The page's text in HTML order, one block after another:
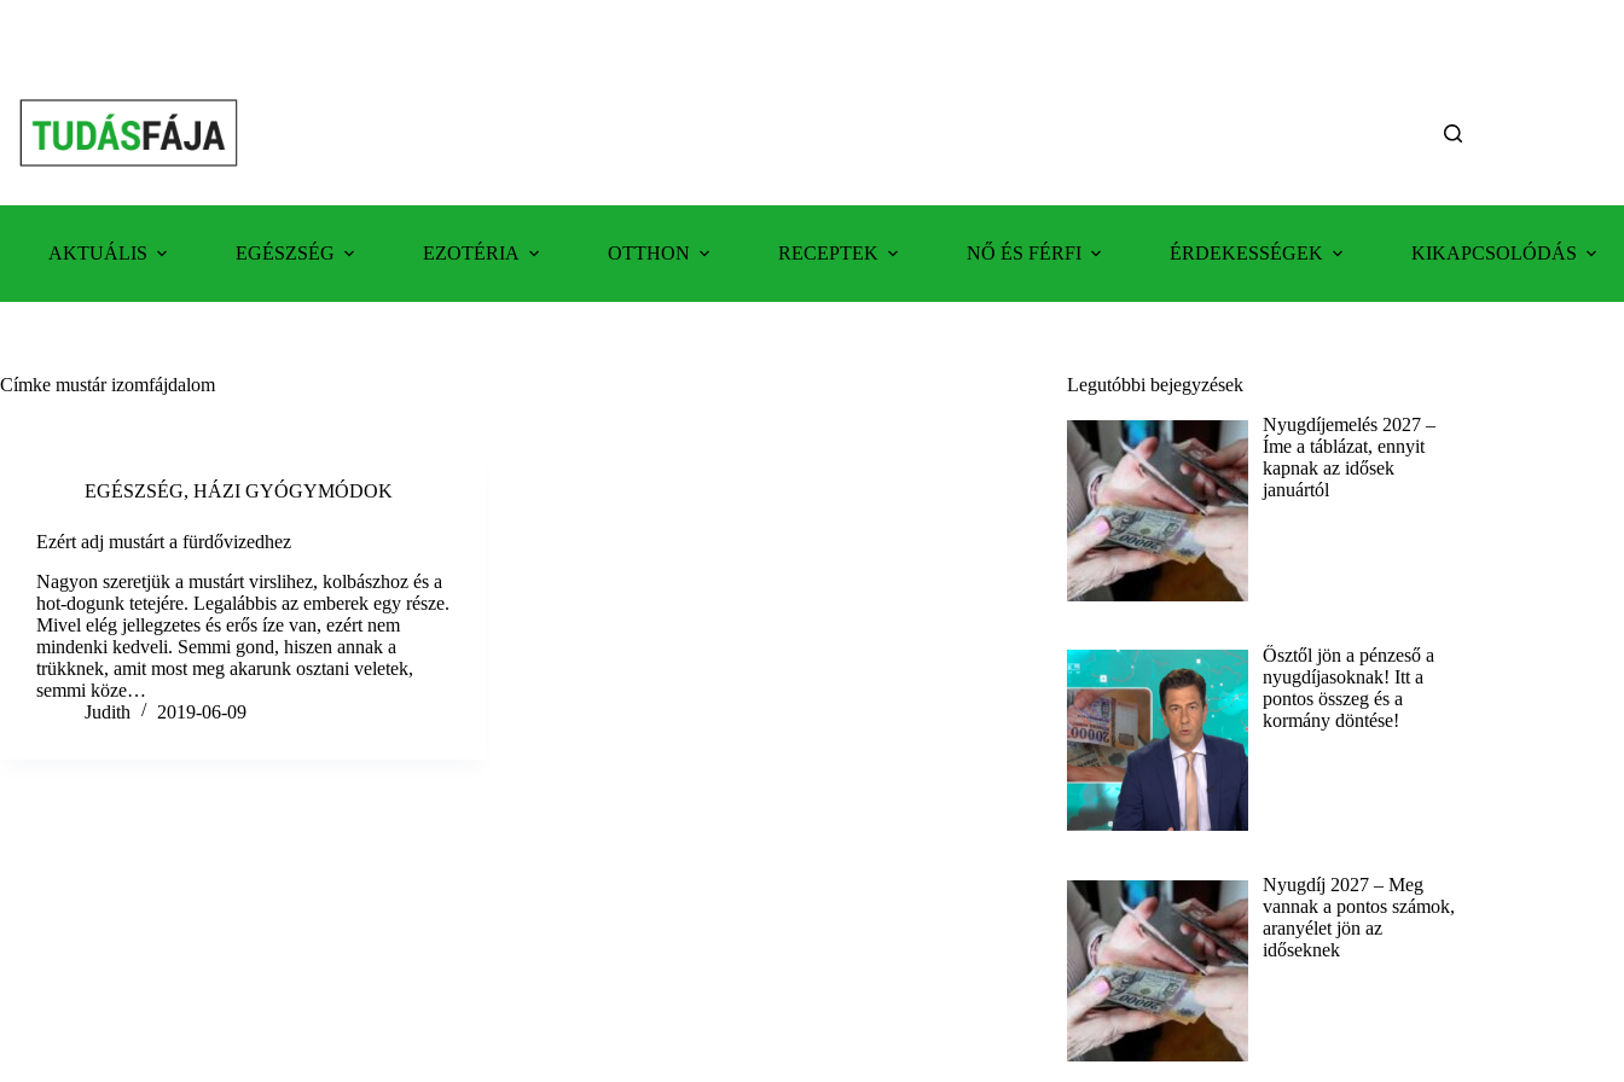
AKTUÁLIS EGÉSZSÉG EZOTÉRIA OTTHON RECEPTEK NŐ ÉS FÉRFI ÉRDEKESSÉGEK KIKAPCSOLÓDÁS
Címke mustár izomfájdalom
EGÉSZSÉG, HÁZI GYÓGYMÓDOK
Ezért adj mustárt a fürdővizedhez
Nagyon szeretjük a mustárt virslihez, kolbászhoz és a
hot-dogunk tetejére. Legalábbis az emberek egy része.
Mivel elég jellegzetes és erős íze van, ezért nem
mindenki kedveli. Semmi gond, hiszen annak a
trükknek, amit most meg akarunk osztani veletek,
semmi köze…
Judith
2019-06-09
Legutóbbi bejegyzések
Nyugdíjemelés 2027 –
Íme a táblázat, ennyit
kapnak az idősek
januártól
Ősztől jön a pénzeső a
nyugdíjasoknak! Itt a
pontos összeg és a
kormány döntése!
Nyugdíj 2027 – Meg
vannak a pontos számok,
aranyélet jön az
időseknek